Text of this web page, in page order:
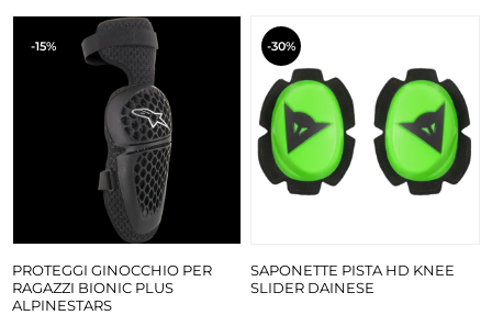
-15%
PROTEGGI GINOCCHIO PER
RAGAZZI BIONIC PLUS
ALPINESTARS
-30%
SAPONETTE PISTA HD KNEE
SLIDER DAINESE